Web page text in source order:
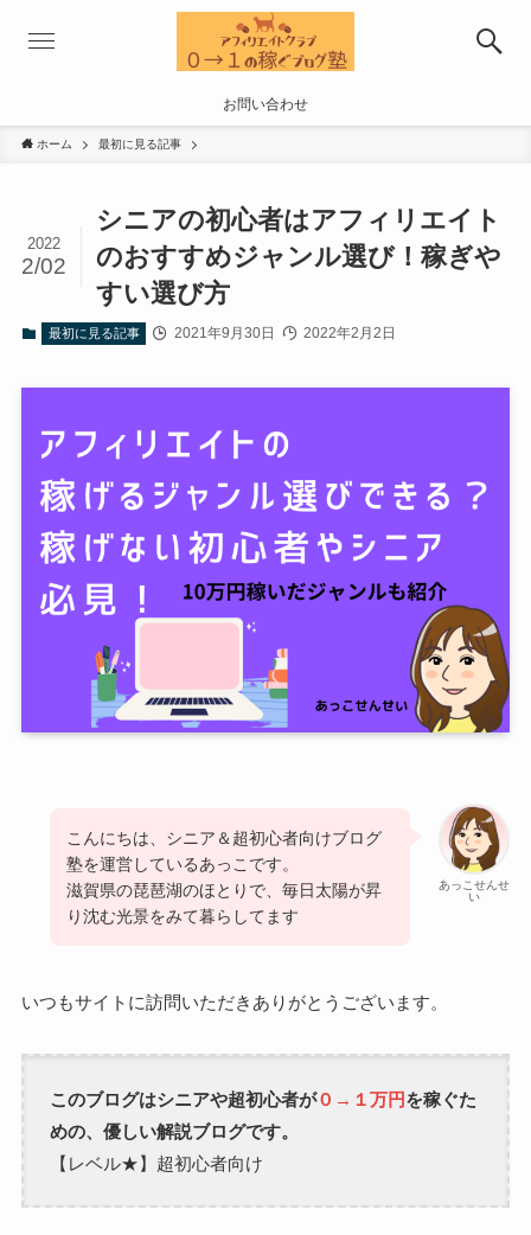
お問い合わせ
ホーム 最初に見る記事
シニアの初心者はアフィリエイト
のおすすめジャンル選び！稼ぎや
すい選び方
2022
2/02
最初に見る記事 2021年9月30日 2022年2月2日
あっこせんせ
い
こんにちは、シニア＆超初心者向けブログ
塾を運営しているあっこです。
滋賀県の琵琶湖のほとりで、毎日太陽が昇
り沈む光景をみて暮らしてます
いつもサイトに訪問いただきありがとうございます。
このブログはシニアや超初心者が０→１万円を稼ぐた
めの、優しい解説ブログです。
【レベル★】超初心者向け